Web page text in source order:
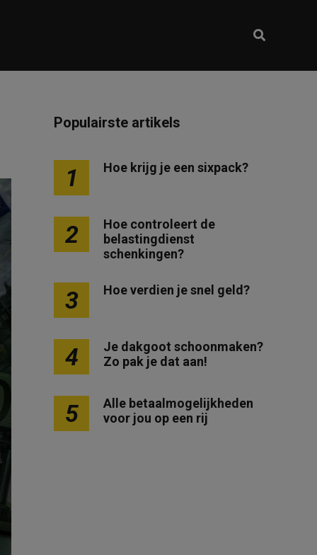
Populairste artikels
1 Hoe krijg je een sixpack?
2
Hoe controleert de
belastingdienst
schenkingen?
3 Hoe verdien je snel geld?
4
Je dakgoot schoonmaken?
Zo pak je dat aan!
5
Alle betaalmogelijkheden
voor jou op een rij